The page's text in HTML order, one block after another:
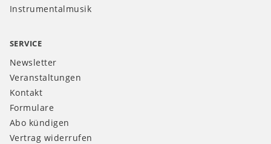
Instrumentalmusik
SERVICE
Newsletter
Veranstaltungen
Kontakt
Formulare
Abo kündigen
Vertrag widerrufen